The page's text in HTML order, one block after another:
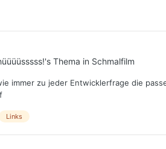
's Thema in Schmalfilm
immer zu jeder Entwicklerfrage die
Links